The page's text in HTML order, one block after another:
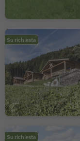
Su richiesta
Su richiesta